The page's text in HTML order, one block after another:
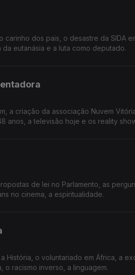
dos pais, o desastre da SIDA
eutanásia e a luta como deputado.
a criação da associação Nuvem
anos, a televisão hoje e os reality
de lei no Parlamento, as
no cinema, a espiritualidade.
História, o voluntariado em África, a
racismo inverso, a linguagem.